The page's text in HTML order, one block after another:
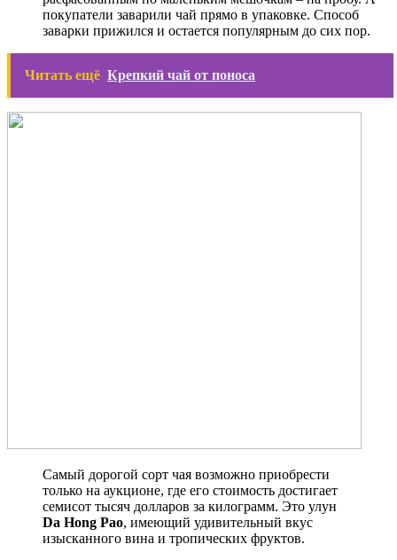
покупатели заварили чай прямо в упаковке. Способ
заварки прижился и остается популярным до сих пор.
Читать ещё Крепкий чай от поноса
Самый дорогой сорт чая возможно приобрести
только на аукционе, где его стоимость достигает
семисот тысяч долларов за килограмм. Это улун
Da Hong Pao, имеющий удивительный вкус
изысканного вина и тропических фруктов.